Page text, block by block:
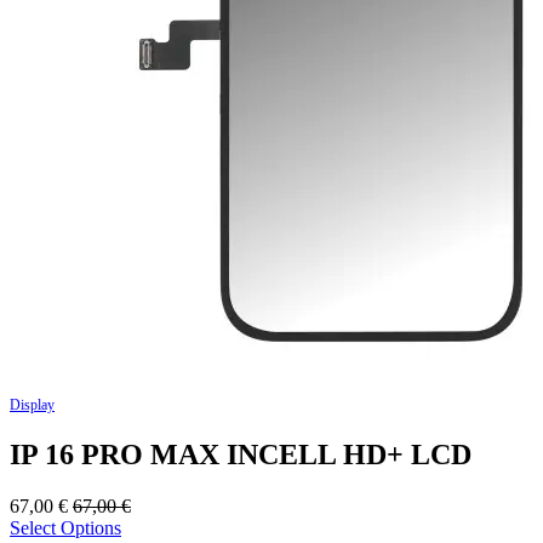
Display
IP 16 PRO MAX INCELL HD+ LCD
67,00 € 67,00€
Select Options